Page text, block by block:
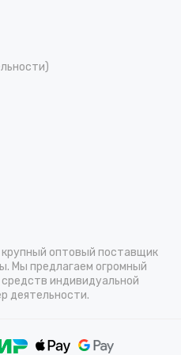
оптовый поставщик
Мы предлагаем огромный
индивидуальной
деятельности.